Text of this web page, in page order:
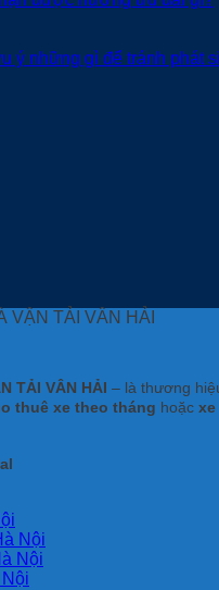
ý những gì để tránh phát
VẬN TẢI VÂN HẢI
TẢI VÂN HẢI – là thương
thuê xe theo tháng hoặc
Nội
Nội